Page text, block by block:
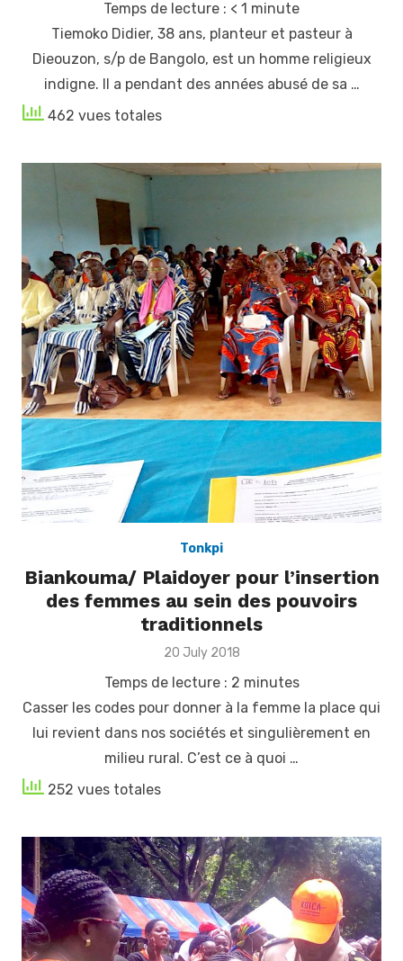
Temps de lecture : < 1 minute
Tiemoko Didier, 38 ans, planteur et pasteur à
Dieouzon, s/p de Bangolo, est un homme religieux
indigne. Il a pendant des années abusé de sa …
462 vues totales
Tonkpi
Biankouma/ Plaidoyer pour l’insertion
des femmes au sein des pouvoirs
traditionnels
Posted
20 July 2018
Temps de lecture : 2 minutes
Casser les codes pour donner à la femme la place qui
lui revient dans nos sociétés et singulièrement en
milieu rural. C’est ce à quoi …
252 vues totales